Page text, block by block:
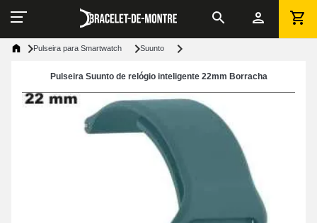
Pulseira para Smartwatch Suunto
Pulseira Suunto de relógio inteligente 22mm Borracha